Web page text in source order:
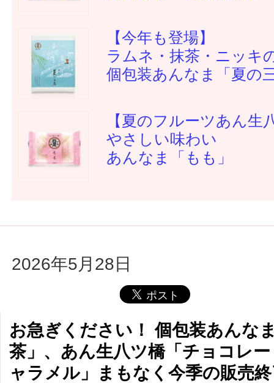
【今年も登場】
ラムネ・抹茶・ニッキ
個包装あんなま「夏の
【夏のフルーツあん生
やさしい味わい
あんなま「もも」
2026年5月28日
お急ぎください！ 個包装あんな
茶」、あん生八ツ橋「チョコレ
ャラメル」まもなく今季の販売